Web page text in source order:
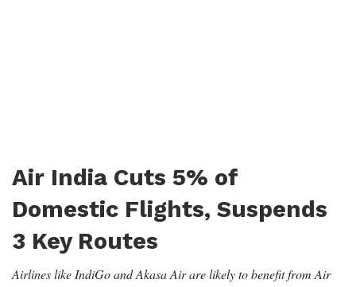
Air India Cuts 5% of
Domestic Flights, Suspends
3 Key Routes
Airlines like IndiGo and Akasa Air are likely to benefit from Air